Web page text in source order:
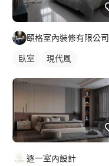
頤格室內裝修有限公司
臥室 現代風
逐一室內設計